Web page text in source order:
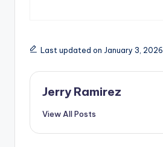
Last updated on January 3, 2026
Jerry Ramirez
View All Posts